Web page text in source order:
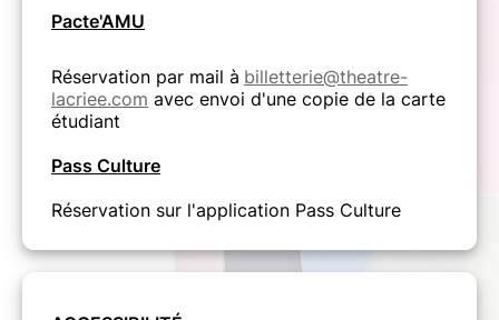
Pacte'AMU
Réservation par mail à billetterie@theatre-
lacriee.com avec envoi d'une copie de la carte
étudiant
Pass Culture
Réservation sur l'application Pass Culture